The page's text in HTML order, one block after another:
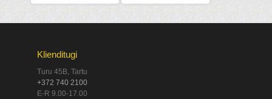
Klienditugi
Turu 45B, Tartu
+372 740 2100
E-R 9.00-17.00